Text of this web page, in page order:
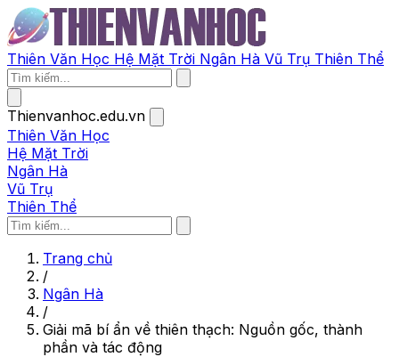
Thiên Văn Học Hệ Mặt Trời Ngân Hà Vũ Trụ Thiên Thể
Thienvanhoc.edu.vn
Thiên Văn Học
Hệ Mặt Trời
Ngân Hà
Vũ Trụ
Thiên Thể
Trang chủ
/
Ngân Hà
/
Giải mã bí ẩn về thiên thạch: Nguồn gốc, thành
phần và tác động